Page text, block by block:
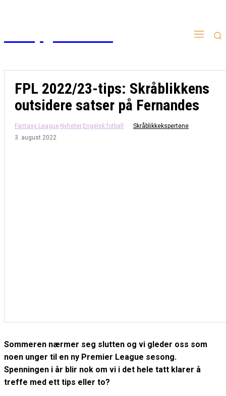
FPL 2022/23-tips: Skråblikkens
outsidere satser på Fernandes
Fantasy League Nyheter Engelsk fotball
Skråblikkekspertene
3. august 2022
Sommeren nærmer seg slutten og vi gleder oss som
noen unger til en ny Premier League sesong.
Spenningen i år blir nok om vi i det hele tatt klarer å
treffe med ett tips eller to?